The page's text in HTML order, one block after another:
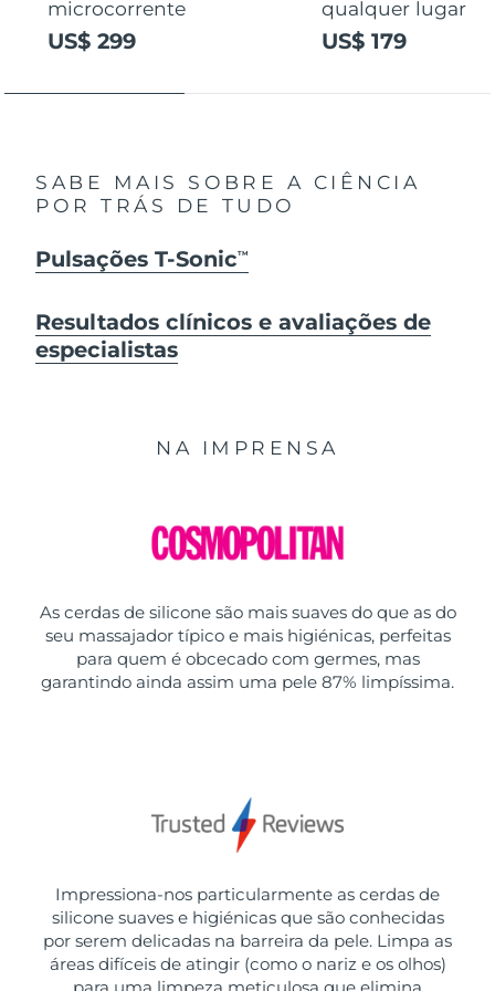
microcorrente
US$ 299
qualquer lugar
US$ 179
SABE MAIS SOBRE A CIÊNCIA
POR TRÁS DE TUDO
Pulsações T-SonicTM
Resultados clínicos e avaliações de
especialistas
NA IMPRENSA
As cerdas de silicone são mais suaves do que as do
seu massajador típico e mais higiénicas, perfeitas
para quem é obcecado com germes, mas
garantindo ainda assim uma pele 87% limpíssima.
Impressiona-nos particularmente as cerdas de
silicone suaves e higiénicas que são conhecidas
por serem delicadas na barreira da pele. Limpa as
áreas difíceis de atingir (como o nariz e os olhos)